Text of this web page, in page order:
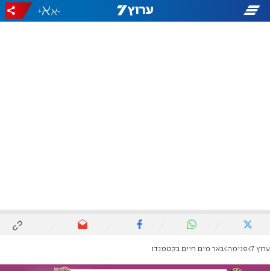
-
+
ערוץ 7 פנימה באר מים חיים בקטמנדו